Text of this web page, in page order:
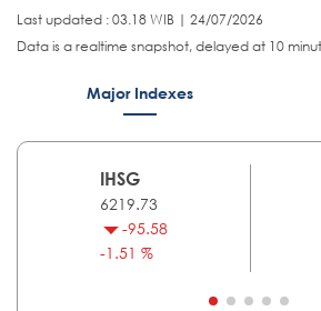
Last updated : 03.18 WIB | 24/07/2026
Data is a realtime snapshot, delayed at 10
Major Indexes
IHSG
6219.73
-95.58
-1.51 %